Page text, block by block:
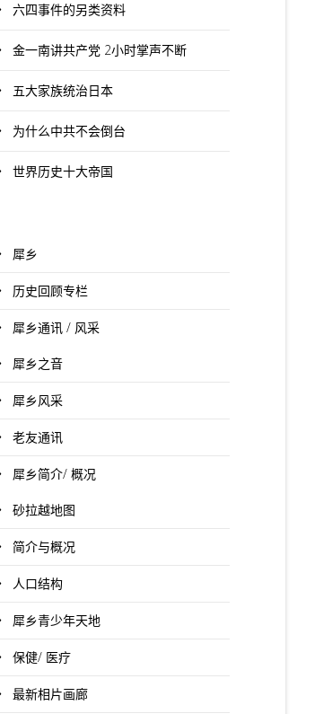
六四事件的另类资料
金一南讲共产党 2小时掌声不断
五大家族统治日本
为什么中共不会倒台
世界历史十大帝国
犀乡
历史回顾专栏
犀乡通讯 / 风采
犀乡之音
犀乡风采
老友通讯
犀乡简介/ 概况
砂拉越地图
简介与概况
人口结构
犀乡青少年天地
保健/ 医疗
最新相片画廊